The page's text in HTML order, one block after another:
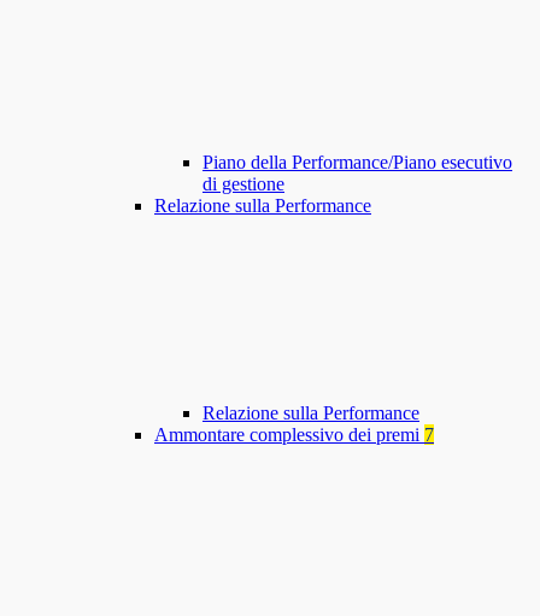
Piano della Performance/Piano esecutivo
di gestione
Relazione sulla Performance
Relazione sulla Performance
Ammontare complessivo dei premi 7